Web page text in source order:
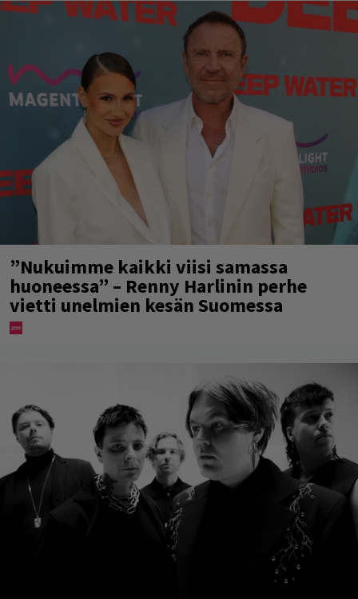
”Nukuimme kaikki viisi samassa
huoneessa” – Renny Harlinin perhe
vietti unelmien kesän Suomessa